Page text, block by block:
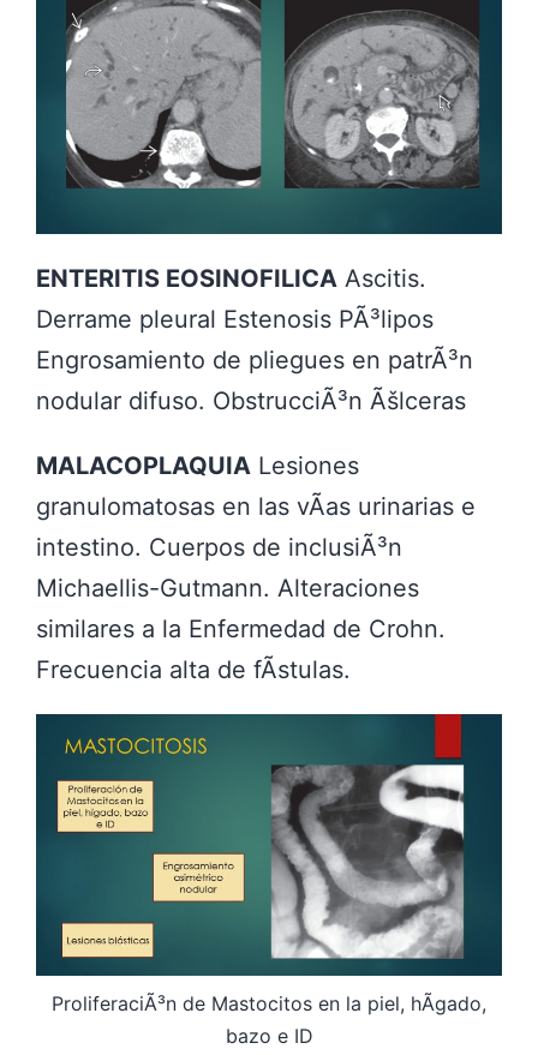
ENTERITIS EOSINOFILICA Ascitis.
Derrame pleural Estenosis PÃ³lipos
Engrosamiento de pliegues en patrÃ³n
nodular difuso. ObstrucciÃ³n Ãšlceras
MALACOPLAQUIA Lesiones
granulomatosas en las vÃ­as urinarias e
intestino. Cuerpos de inclusiÃ³n
Michaellis-Gutmann. Alteraciones
similares a la Enfermedad de Crohn.
Frecuencia alta de fÃ­stulas.
ProliferaciÃ³n de Mastocitos en la piel, hÃ­gado,
bazo e ID